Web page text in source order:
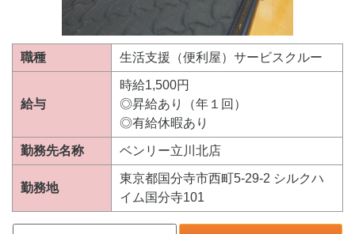
職種 生活支援（便利屋）サービスクルー
給与
時給1,500円
◎昇給あり（年１回）
◎有給休暇あり
勤務先名称 ベンリー立川北店
勤務地
東京都国分寺市西町5-29-2 シルクハ
イム国分寺101